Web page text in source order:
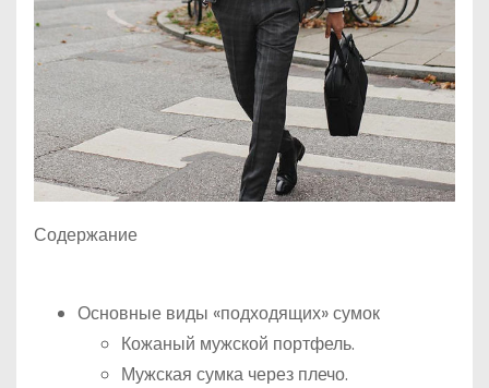
Содержание
Основные виды «подходящих» сумок
Кожаный мужской портфель.
Мужская сумка через плечо.